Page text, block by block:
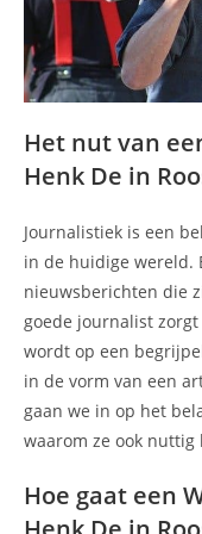
Het nut van
Henk De in
Journalistiek is een
in de huidige wereld.
nieuwsberichten die
goede journalist
wordt op een
in de vorm van een
gaan we in op het
waarom ze ook
Hoe gaat een